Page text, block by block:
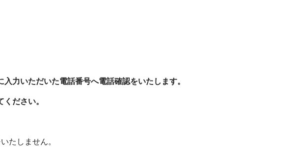
力いただいた電話番号へ電話確認をいたします。
ださい。
たしません。